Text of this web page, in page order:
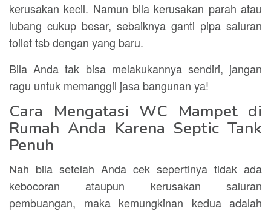
kerusakan kecil. Namun bila kerusakan parah atau
lubang cukup besar, sebaiknya ganti pipa saluran
toilet tsb dengan yang baru.
Bila Anda tak bisa melakukannya sendiri, jangan
ragu untuk memanggil jasa bangunan ya!
Cara Mengatasi WC Mampet di
Rumah Anda Karena Septic Tank
Penuh
Nah bila setelah Anda cek sepertinya tidak ada
kebocoran ataupun kerusakan saluran
pembuangan, maka kemungkinan kedua adalah